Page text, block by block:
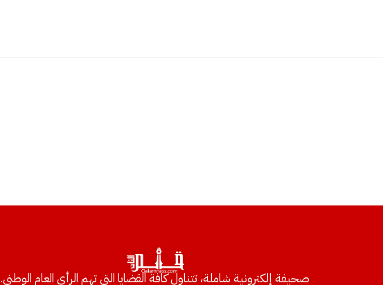
صحيفة إلكترونية شاملة، تتناول كافة القضايا التي تهم الرأي العام الوطني.